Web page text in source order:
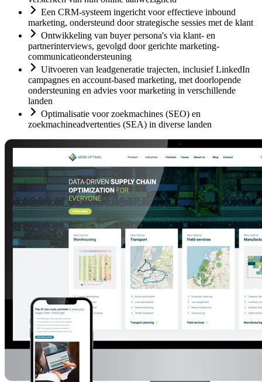
Een CRM-systeem ingericht voor effectieve inbound
marketing, ondersteund door strategische sessies met de klant
Ontwikkeling van buyer persona's via klant- en
partnerinterviews, gevolgd door gerichte marketing-
communicatieondersteuning
Uitvoeren van leadgeneratie trajecten, inclusief LinkedIn
campagnes en account-based marketing, met doorlopende
ondersteuning en advies voor marketing in verschillende
landen
Optimalisatie voor zoekmachines (SEO) en
zoekmachineadvertenties (SEA) in diverse landen